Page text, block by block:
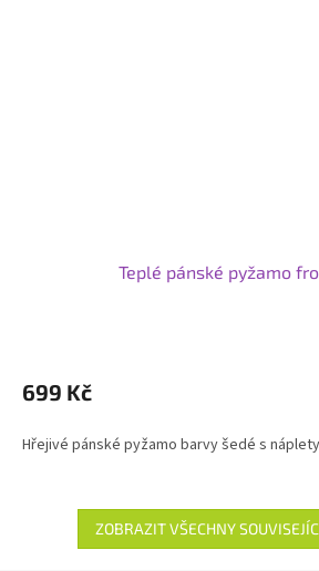
Teplé pánské pyžamo
699 Kč
Hřejivé pánské pyžamo barvy šedé s náplety
ZOBRAZIT VŠECHNY